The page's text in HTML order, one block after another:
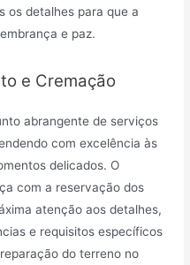
os detalhes para que a
e paz.
e Cremação
abrangente de serviços
com excelência às
delicados. O
com a reservação dos
atenção aos detalhes,
e requisitos específicos
do terreno no